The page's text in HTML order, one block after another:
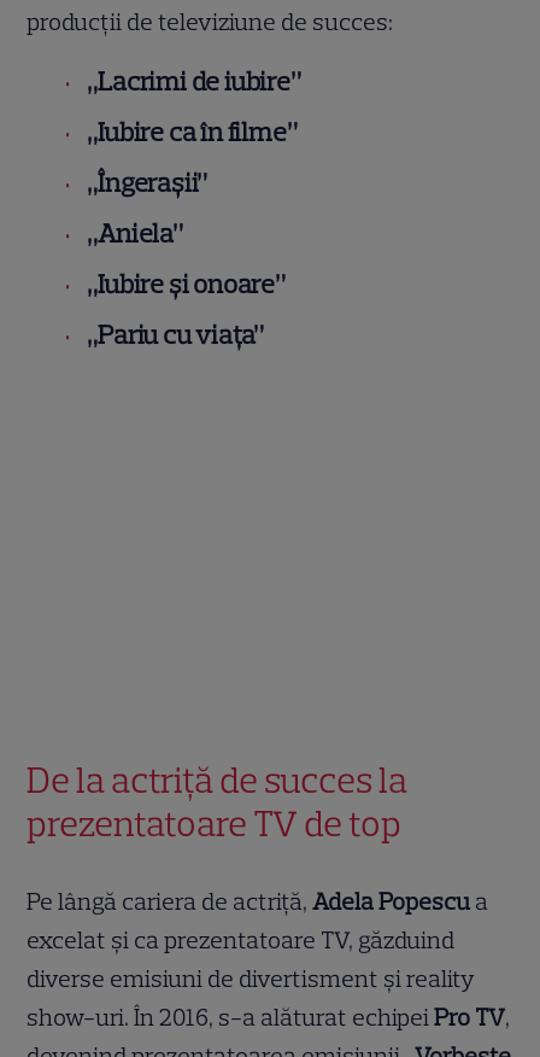
producții de televiziune de succes:
„Lacrimi de iubire”
„Iubire ca în filme”
„Îngerașii”
„Aniela”
„Iubire și onoare”
„Pariu cu viața”
De la actriță de succes la
prezentatoare TV de top
Pe lângă cariera de actriță,Adela Popescu a
excelat și ca prezentatoare TV, găzduind
diverse emisiuni de divertisment și reality
show-uri. În 2016, s-a alăturat echipeiPro TV,